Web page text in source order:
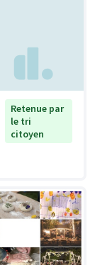
Retenue par
le tri
citoyen